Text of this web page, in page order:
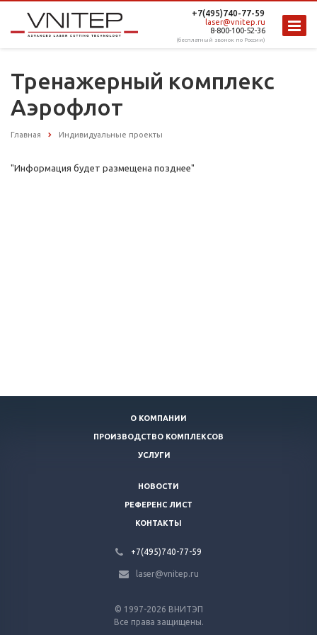
+7(495)740-77-59
laser@vnitep.ru
8-800-100-52-36
(бесплатный звонок по России)
Тренажерный комплекс
Аэрофлот
Главная Индивидуальные проекты
"Информация будет размещена позднее"
© 1997-2026 ВНИТЭП
Все права защищены.
О КОМПАНИИ
ПРОИЗВОДСТВО КОМПЛЕКСОВ
УСЛУГИ
НОВОСТИ
РЕФЕРЕНС ЛИСТ
КОНТАКТЫ
+7(495)740-77-59
laser@vnitep.ru